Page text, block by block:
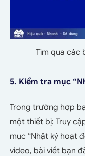
Tìm qua các
5. Kiểm tra mục
Trong trường hợp
một thiết bị: Truy
mục “Nhật ký hoạt
video, bài viết bạn